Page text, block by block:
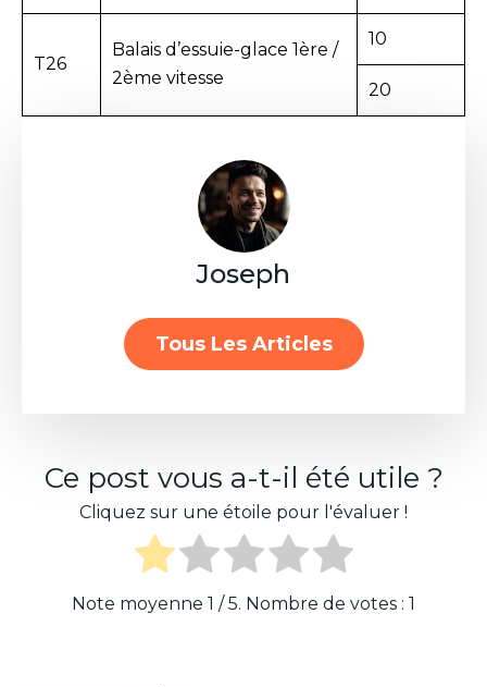
T26
Balais d’essuie-glace 1ère /
2ème vitesse
10
20
Joseph
Tous Les Articles
Ce post vous a-t-il été utile ?
Cliquez sur une étoile pour l'évaluer !
Note moyenne 1 / 5. Nombre de votes : 1